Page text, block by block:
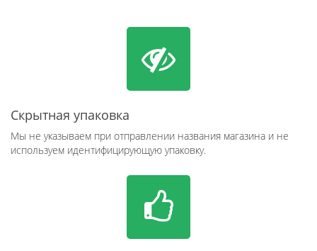
Скрытная упаковка
Мы не указываем при отправлении названия магазина и не
используем идентифицирующую упаковку.